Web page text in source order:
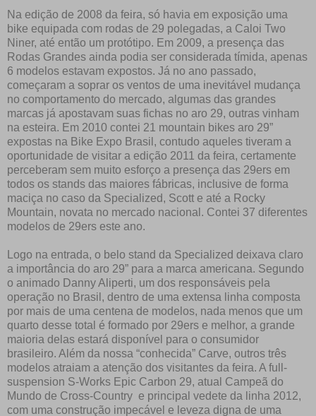
Na edição de 2008 da feira, só havia em exposição uma
bike equipada com rodas de 29 polegadas, a Caloi Two
Niner, até então um protótipo. Em 2009, a presença das
Rodas Grandes ainda podia ser considerada tímida, apenas
6 modelos estavam expostos. Já no ano passado,
começaram a soprar os ventos de uma inevitável mudança
no comportamento do mercado, algumas das grandes
marcas já apostavam suas fichas no aro 29, outras vinham
na esteira. Em 2010 contei 21 mountain bikes aro 29”
expostas na Bike Expo Brasil, contudo aqueles tiveram a
oportunidade de visitar a edição 2011 da feira, certamente
perceberam sem muito esforço a presença das 29ers em
todos os stands das maiores fábricas, inclusive de forma
maciça no caso da Specialized, Scott e até a Rocky
Mountain, novata no mercado nacional. Contei 37 diferentes
modelos de 29ers este ano.
Logo na entrada, o belo stand da Specialized deixava claro
a importância do aro 29” para a marca americana. Segundo
o animado Danny Aliperti, um dos responsáveis pela
operação no Brasil, dentro de uma extensa linha composta
por mais de uma centena de modelos, nada menos que um
quarto desse total é formado por 29ers e melhor, a grande
maioria delas estará disponível para o consumidor
brasileiro. Além da nossa “conhecida” Carve, outros três
modelos atraiam a atenção dos visitantes da feira. A full-
suspension S-Works Epic Carbon 29, atual Campeã do
Mundo de Cross-Country e principal vedete da linha 2012,
com uma construção impecável e leveza digna de uma